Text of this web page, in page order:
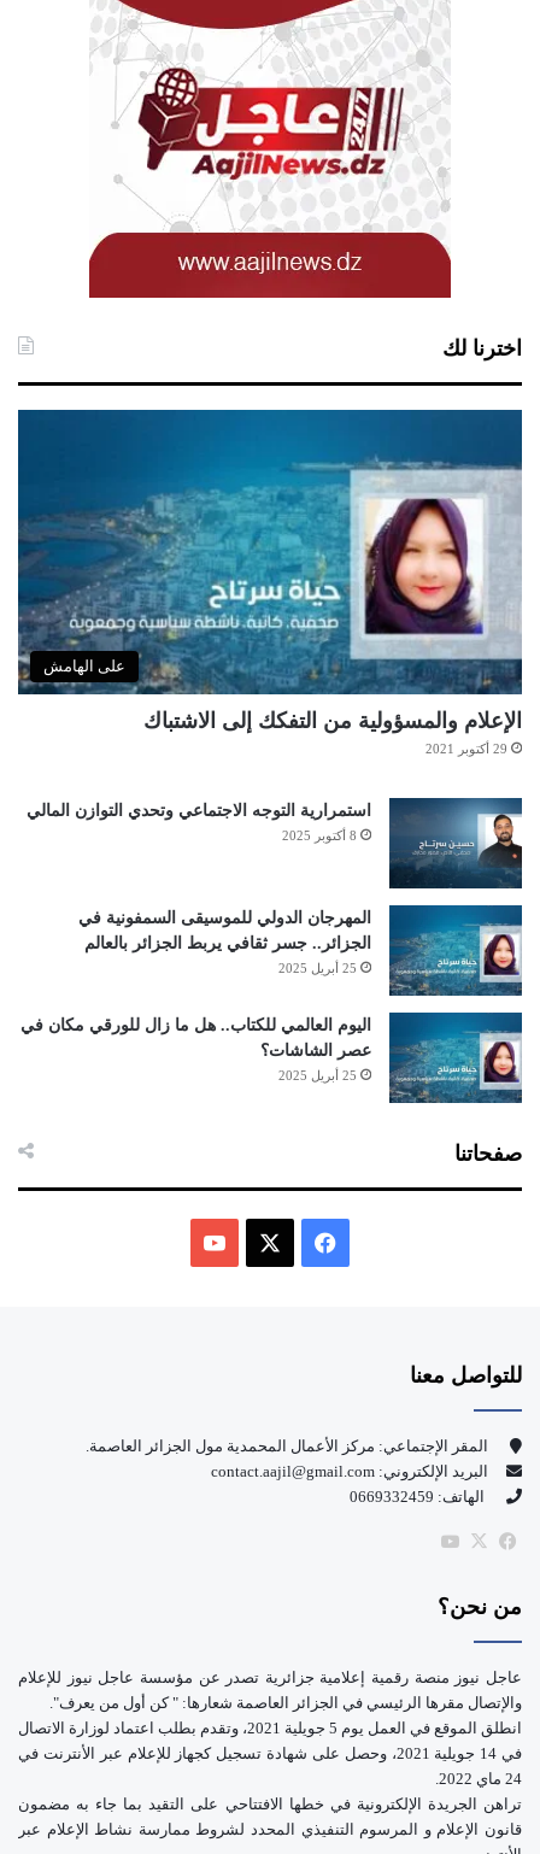
اخترنا لك
على الهامش
الإعلام والمسؤولية من التفكك إلى الاشتباك
29 أكتوبر 2021
استمرارية التوجه الاجتماعي وتحدي التوازن المالي
8 أكتوبر 2025
المهرجان الدولي للموسيقى السمفونية في
الجزائر.. جسر ثقافي يربط الجزائر بالعالم
25 أبريل 2025
اليوم العالمي للكتاب.. هل ما زال للورقي مكان في
عصر الشاشات؟
25 أبريل 2025
صفحاتنا
و
ك
للتواصل معنا
المقر الإجتماعي: مركز الأعمال المحمدية مول الجزائر العاصمة.
البريد الإلكتروني: contact.aajil@gmail.com
الهاتف: 0669332459
فيسبوك
‫X
من نحن؟
عاجل نيوز منصة رقمية إعلامية جزائرية تصدر عن مؤسسة عاجل نيوز للإعلام
والإتصال مقرها الرئيسي في الجزائر العاصمة شعارها: " كن أول من يعرف".
انطلق الموقع في العمل يوم 5 جويلية 2021، وتقدم بطلب اعتماد لوزارة الاتصال
في 14 جويلية 2021، وحصل على شهادة تسجيل كجهاز للإعلام عبر الأنترنت في
24 ماي 2022.
تراهن الجريدة الإلكترونية في خطها الافتتاحي على التقيد بما جاء به مضمون
قانون الإعلام و المرسوم التنفيذي المحدد لشروط ممارسة نشاط الإعلام عبر